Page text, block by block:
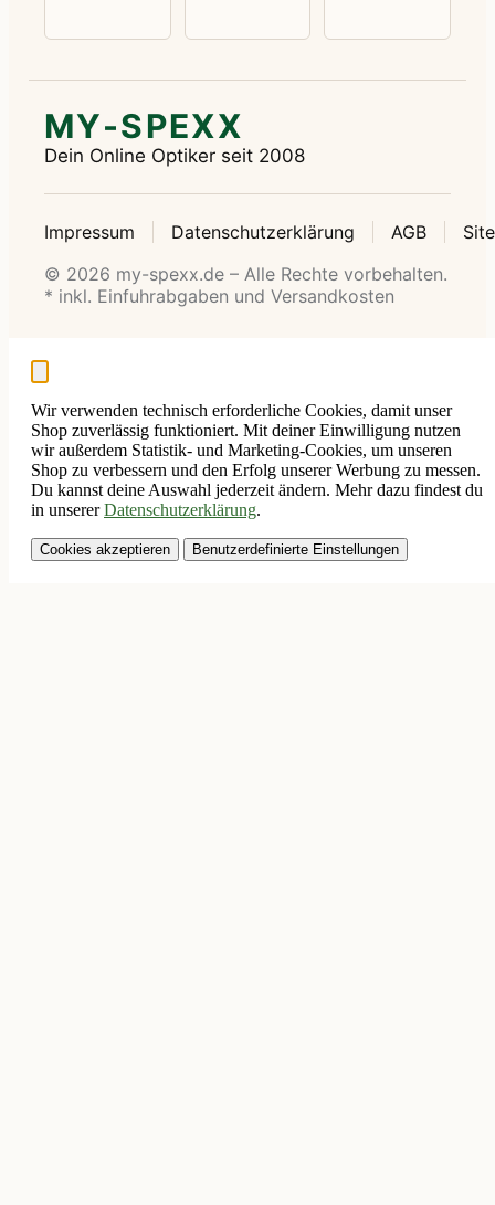
MY-SPEXX
Dein Online Optiker seit 2008
Impressum Datenschutzerklärung AGB
© 2026 my-spexx.de – Alle Rechte vorbehalten.
* inkl. Einfuhrabgaben und Versandkosten
Wir verwenden technisch erforderliche Cookies, damit unser
Shop zuverlässig funktioniert. Mit deiner Einwilligung nutzen
wir außerdem Statistik- und Marketing-Cookies, um unseren
Shop zu verbessern und den Erfolg unserer Werbung zu messen.
Du kannst deine Auswahl jederzeit ändern. Mehr dazu findest du
in unsererDatenschutzerklärung.
Cookies akzeptieren Benutzerdefinierte Einstellungen